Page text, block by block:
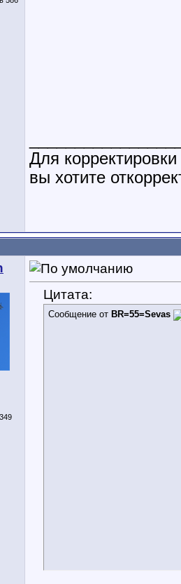
Для
вы хотите
Цитата:
Сообщение от BR=55=Sevas